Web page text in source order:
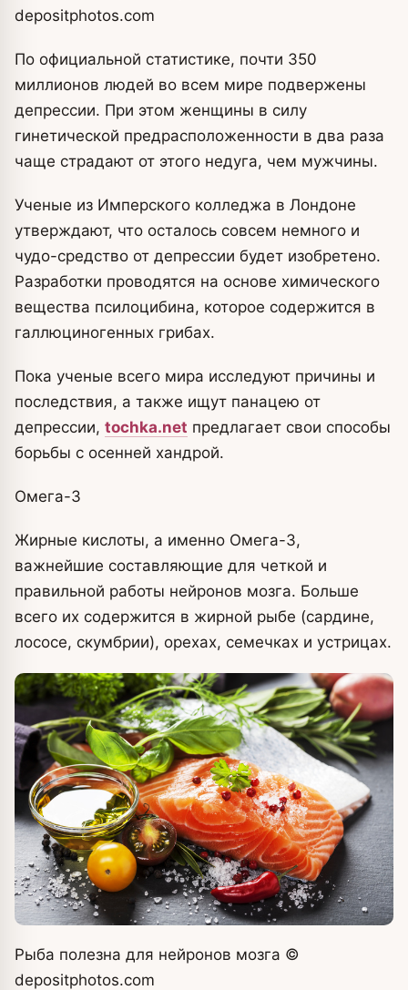
depositphotos.com
По официальной статистике, почти 350
миллионов людей во всем мире подвержены
депрессии. При этом женщины в силу
гинетической предрасположенности в два раза
чаще страдают от этого недуга, чем мужчины.
Ученые из Имперского колледжа в Лондоне
утверждают, что осталось совсем немного и
чудо-средство от депрессии будет изобретено.
Разработки проводятся на основе химического
вещества псилоцибина, которое содержится в
галлюциногенных грибах.
Пока ученые всего мира исследуют причины и
последствия, а также ищут панацею от
депрессии, tochka.net предлагает свои способы
борьбы с осенней хандрой.
Омега-3
Жирные кислоты, а именно Омега-3,
важнейшие составляющие для четкой и
правильной работы нейронов мозга. Больше
всего их содержится в жирной рыбе (сардине,
лососе, скумбрии), орехах, семечках и устрицах.
Рыба полезна для нейронов мозга ©
depositphotos.com